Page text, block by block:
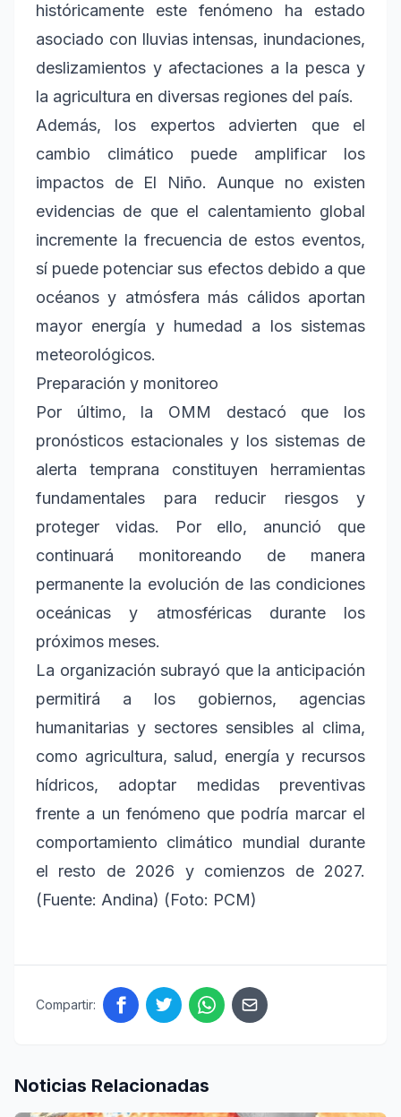
históricamente este fenómeno ha estado
asociado con lluvias intensas, inundaciones,
deslizamientos y afectaciones a la pesca y
la agricultura en diversas regiones del país.
Además, los expertos advierten que el
cambio climático puede amplificar los
impactos de El Niño. Aunque no existen
evidencias de que el calentamiento global
incremente la frecuencia de estos eventos,
sí puede potenciar sus efectos debido a que
océanos y atmósfera más cálidos aportan
mayor energía y humedad a los sistemas
meteorológicos.
Preparación y monitoreo
Por último, la OMM destacó que los
pronósticos estacionales y los sistemas de
alerta temprana constituyen herramientas
fundamentales para reducir riesgos y
proteger vidas. Por ello, anunció que
continuará monitoreando de manera
permanente la evolución de las condiciones
oceánicas y atmosféricas durante los
próximos meses.
La organización subrayó que la anticipación
permitirá a los gobiernos, agencias
humanitarias y sectores sensibles al clima,
como agricultura, salud, energía y recursos
hídricos, adoptar medidas preventivas
frente a un fenómeno que podría marcar el
comportamiento climático mundial durante
el resto de 2026 y comienzos de 2027.
(Fuente: Andina) (Foto: PCM)
Compartir:
Noticias Relacionadas